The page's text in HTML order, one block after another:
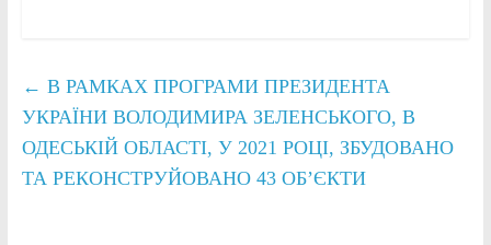
← В РАМКАХ ПРОГРАМИ ПРЕЗИДЕНТА
УКРАЇНИ ВОЛОДИМИРА ЗЕЛЕНСЬКОГО, В
ОДЕСЬКІЙ ОБЛАСТІ, У 2021 РОЦІ, ЗБУДОВАНО
ТА РЕКОНСТРУЙОВАНО 43 ОБ’ЄКТИ